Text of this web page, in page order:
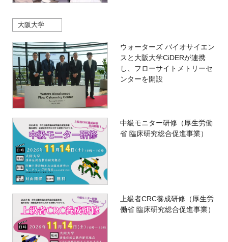
大阪大学
ウォーターズ バイオサイエン
スと大阪大学CiDERが連携
し、フローサイトメトリーセ
ンターを開設
中級モニター研修（厚生労働
省 臨床研究総合促進事業）
上級者CRC養成研修（厚生労
働省 臨床研究総合促進事業）